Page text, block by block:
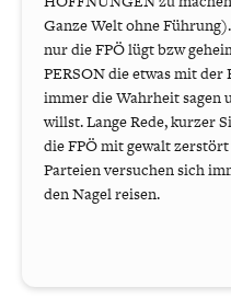
Ganze Welt ohne
nur die FPÖ lügt bzw
PERSON die etwas mit
immer die Wahrheit sagen
willst. Lange Rede, kurzer
die FPÖ mit gewalt
Parteien versuchen sich
den Nagel reisen.